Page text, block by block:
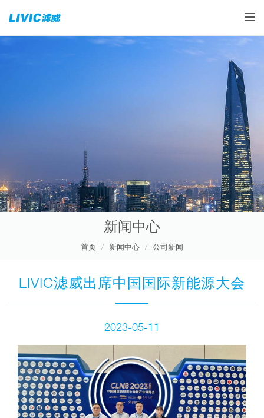
新闻中心
首页 新闻中心 公司新闻
LIVIC滤威出席中国国际新能源大会
2023-05-11